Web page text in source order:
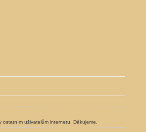
uživatelům internetu. Děkujeme.